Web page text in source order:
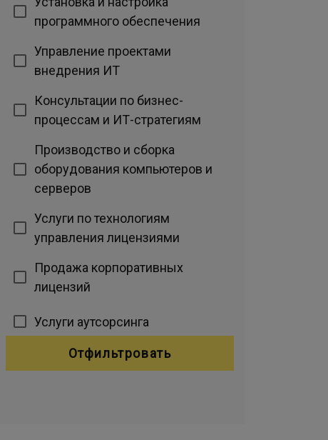
программного обеспечения
Управление проектами
внедрения ИТ
Консультации по бизнес-
процессам и ИТ-стратегиям
Производство и сборка
оборудования компьютеров и
серверов
Услуги по технологиям
управления лицензиями
Продажа корпоративных
лицензий
Услуги аутсорсинга
Отфильтровать